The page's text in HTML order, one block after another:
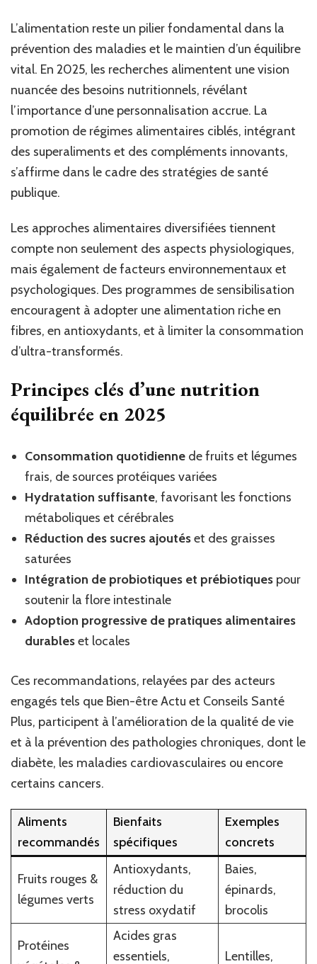
L’alimentation reste un pilier fondamental dans la
prévention des maladies et le maintien d’un équilibre
vital. En 2025, les recherches alimentent une vision
nuancée des besoins nutritionnels, révélant
l’importance d’une personnalisation accrue. La
promotion de régimes alimentaires ciblés, intégrant
des superaliments et des compléments innovants,
s’affirme dans le cadre des stratégies de santé
publique.
Les approches alimentaires diversifiées tiennent
compte non seulement des aspects physiologiques,
mais également de facteurs environnementaux et
psychologiques. Des programmes de sensibilisation
encouragent à adopter une alimentation riche en
fibres, en antioxydants, et à limiter la consommation
d’ultra-transformés.
Principes clés d’une nutrition
équilibrée en 2025
Consommation quotidienne de fruits et légumes
frais, de sources protéiques variées
Hydratation suffisante, favorisant les fonctions
métaboliques et cérébrales
Réduction des sucres ajoutéset des graisses
saturées
Intégration de probiotiques et prébiotiques pour
soutenir la flore intestinale
Adoption progressive de pratiques alimentaires
durableset locales
Ces recommandations, relayées par des acteurs
engagés tels que Bien-être Actu et Conseils Santé
Plus, participent à l’amélioration de la qualité de vie
et à la prévention des pathologies chroniques, dont le
diabète, les maladies cardiovasculaires ou encore
certains cancers.
Aliments
recommandés
Bienfaits
spécifiques
Exemples
concrets
Fruits rouges &
légumes verts
Antioxydants,
réduction du
stress oxydatif
Baies,
épinards,
brocolis
Protéines
Acides gras
essentiels,
Lentilles,